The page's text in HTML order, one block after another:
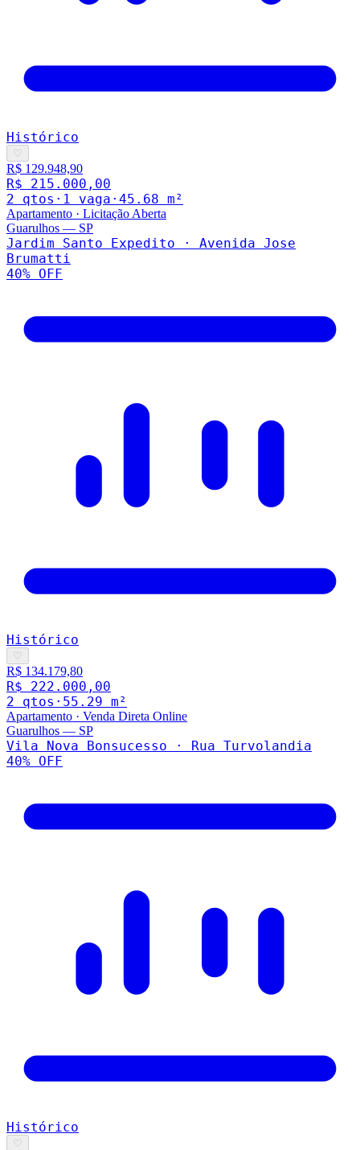
Histórico
♡
R$ 129.948,90
R$ 215.000,00
2 qtos · 1 vaga · 45.68 m²
Apartamento · Licitação Aberta
Guarulhos — SP
Jardim Santo Expedito · Avenida Jose
Brumatti
40% OFF
Histórico
♡
R$ 134.179,80
R$ 222.000,00
2 qtos · 55.29 m²
Apartamento · Venda Direta Online
Guarulhos — SP
Vila Nova Bonsucesso · Rua Turvolandia
40% OFF
Histórico
♡